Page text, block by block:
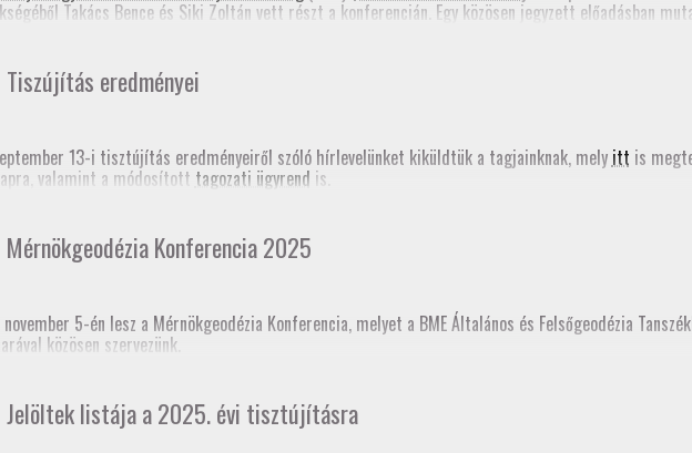
Takács Bence és Siki Zoltán vett részt a konferencián. Egy közösen jegyzett előadásban
Tiszújítás eredményei
13-i tisztújítás eredményeiről szóló hírlevelünket kiküldtük a tagjainknak, mely itt is
valamint a módosított tagozati ügyrend is.
Mérnökgeodézia Konferencia 2025
november 5-én lesz a Mérnökgeodézia Konferencia, melyet a BME Általános és Felsőgeodézia
közösen szervezünk.
még előadók jelentkezését!
Jelöltek listája a 2025. évi tisztújításra